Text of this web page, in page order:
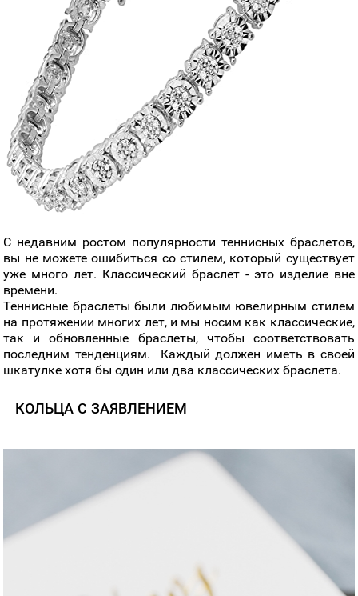
С недавним ростом популярности теннисных браслетов,
вы не можете ошибиться со стилем, который существует
уже много лет. Классический браслет - это изделие вне
времени.
Теннисные браслеты были любимым ювелирным стилем
на протяжении многих лет, и мы носим как классические,
так и обновленные браслеты, чтобы соответствовать
последним тенденциям. Каждый должен иметь в своей
шкатулке хотя бы один или два классических браслета.
КОЛЬЦА С ЗАЯВЛЕНИЕМ